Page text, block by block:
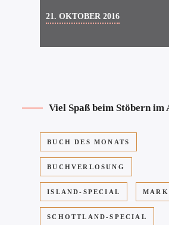
21. OKTOBER 2016
Viel Spaß beim Stöbern im
BUCH DES MONATS
BUCHVERLOSUNG
ISLAND-SPECIAL
SCHOTTLAND-SPECIAL